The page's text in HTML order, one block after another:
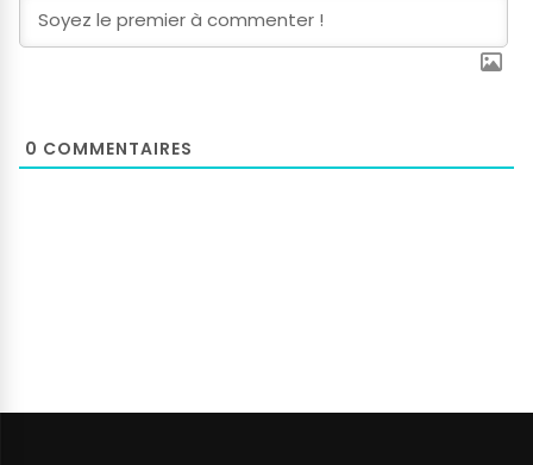
0 COMMENTAIRES